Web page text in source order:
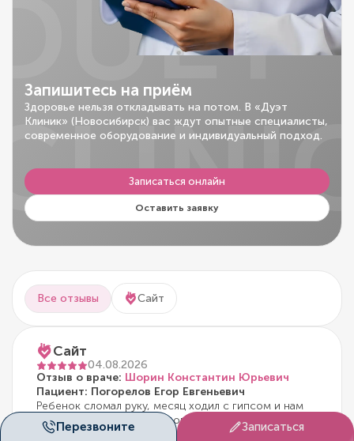
Перезвоните Записаться
Запишитесь на приём
Здоровье нельзя откладывать на потом. В «Дуэт
Клиник» (Новосибирск) вас ждут опытные специалисты,
современное оборудование и индивидуальный подход.
Записаться онлайн
Оставить заявку
Все отзывы Сайт
Сайт
04.08.2026
Отзыв о враче: Шорин Константин Юрьевич
Пациент: Погорелов Егор Евгеньевич
Ребенок сломал руку, месяц ходил с гипсом и нам
нужна была консультация опытного врача, чтобы
понять можно ли уже снимать гипс. По отзывам